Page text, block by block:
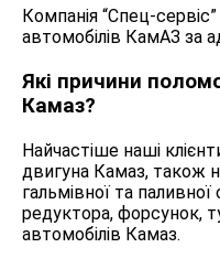
Компанія “Спец-
автомобілів КамАЗ за
Які причини
Камаз?
Найчастіше наші
двигуна Камаз, також
гальмівної та
редуктора, форсунок,
автомобілів Камаз.